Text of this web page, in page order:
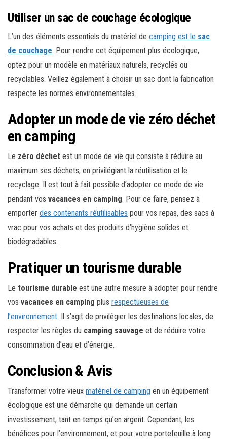
Utiliser un sac de couchage écologique
L’un des éléments essentiels du matériel de camping est le sac
de couchage. Pour rendre cet équipement plus écologique,
optez pour un modèle en matériaux naturels, recyclés ou
recyclables. Veillez également à choisir un sac dont la fabrication
respecte les normes environnementales.
Adopter un mode de vie zéro déchet
en camping
Le zéro déchet est un mode de vie qui consiste à réduire au
maximum ses déchets, en privilégiant la réutilisation et le
recyclage. Il est tout à fait possible d’adopter ce mode de vie
pendant vos vacances en camping. Pour ce faire, pensez à
emporter des contenants réutilisables pour vos repas, des sacs à
vrac pour vos achats et des produits d’hygiène solides et
biodégradables.
Pratiquer un tourisme durable
Le tourisme durable est une autre mesure à adopter pour rendre
vos vacances en camping plus respectueuses de
l’environnement. Il s’agit de privilégier les destinations locales, de
respecter les règles du camping sauvage et de réduire votre
consommation d’eau et d’énergie.
Conclusion & Avis
Transformer votre vieux matériel de camping en un équipement
écologique est une démarche qui demande un certain
investissement, tant en temps qu’en argent. Cependant, les
bénéfices pour l’environnement, et pour votre portefeuille à long